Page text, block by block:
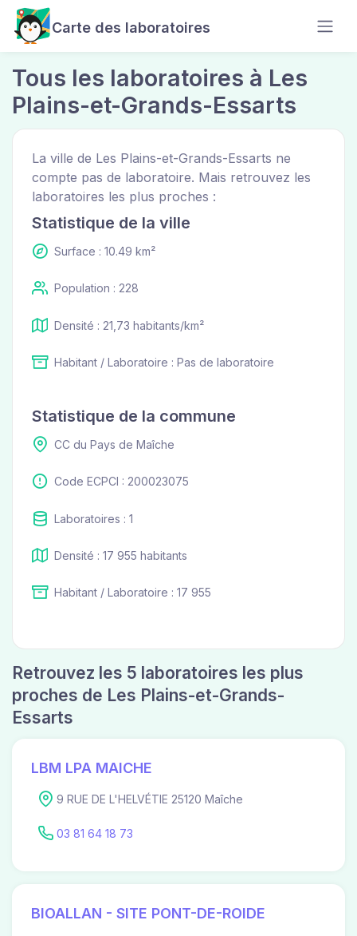
Carte des laboratoires
Tous les laboratoires à Les
Plains-et-Grands-Essarts
La ville de Les Plains-et-Grands-Essarts ne
compte pas de laboratoire. Mais retrouvez les
laboratoires les plus proches :
Statistique de la ville
Surface : 10.49 km²
Population : 228
Densité : 21,73 habitants/km²
Habitant / Laboratoire : Pas de laboratoire
Statistique de la commune
CC du Pays de Maîche
Code ECPCI : 200023075
Laboratoires : 1
Densité : 17 955 habitants
Habitant / Laboratoire : 17 955
Retrouvez les 5 laboratoires les plus
proches de Les Plains-et-Grands-
Essarts
LBM LPA MAICHE
9 RUE DE L'HELVÉTIE 25120 Maîche
03 81 64 18 73
BIOALLAN - SITE PONT-DE-ROIDE